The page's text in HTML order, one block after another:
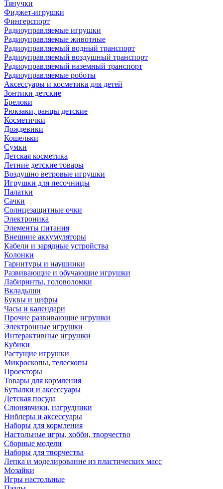
Тянучки
Фиджет-игрушки
Фингерспорт
Радиоуправляемые игрушки
Радиоуправляемые животные
Радиоуправляемый водный транспорт
Радиоуправляемый воздушный транспорт
Радиоуправляемый наземный транспорт
Радиоуправляемые роботы
Аксессуары и косметика для детей
Зонтики детские
Брелоки
Рюкзаки, ранцы детские
Косметички
Дождевики
Кошельки
Сумки
Детская косметика
Летние детские товары
Воздушно ветровые игрушки
Игрушки для песочницы
Палатки
Сачки
Солнцезащитные очки
Электроника
Элементы питания
Внешние аккумуляторы
Кабели и зарядные устройства
Колонки
Гарнитуры и наушники
Развивающие и обучающие игрушки
Лабиринты, головоломки
Вкладыши
Буквы и цифры
Часы и календари
Прочие развивающие игрушки
Электронные игрушки
Интерактивные игрушки
Кубики
Растущие игрушки
Микроскопы, телескопы
Проекторы
Товары для кормления
Бутылки и аксессуары
Детская посуда
Слюнявчики, нагрудники
Ниблеры и аксессуары
Наборы для кормления
Настольные игры, хобби, творчество
Сборные модели
Наборы для творчества
Лепка и моделирование из пластических масс
Мозайки
Игры настольные